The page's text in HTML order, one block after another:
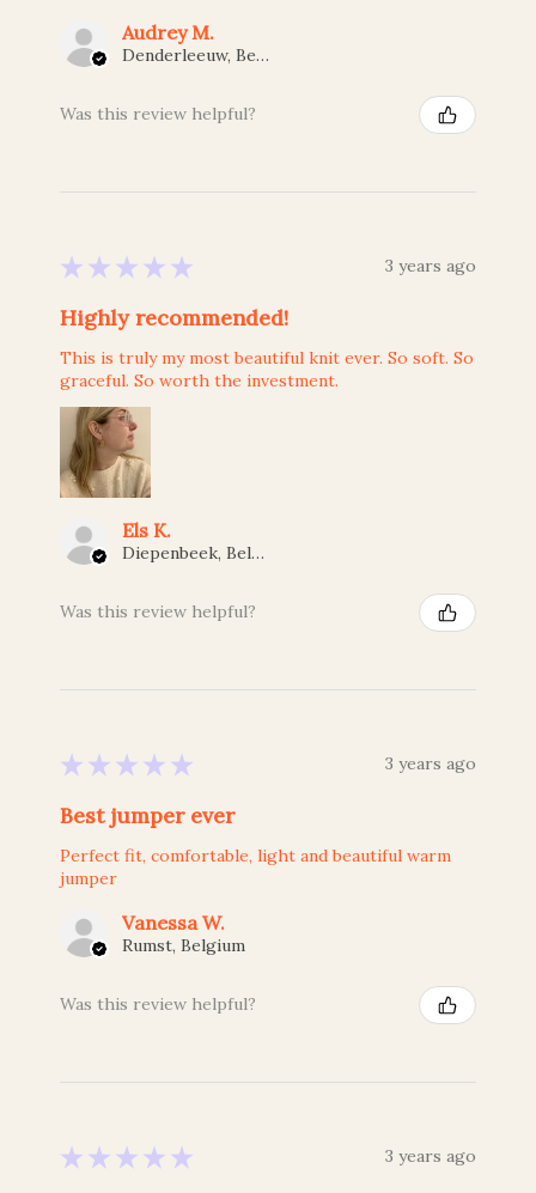
Audrey M.
Denderleeuw, Belgium
Was this review helpful?
★ ★ ★ ★ ★ 3 years ago
Highly recommended!
This is truly my most beautiful knit ever. So soft. So
graceful. So worth the investment.
Els K.
Diepenbeek, Belgium
Was this review helpful?
★ ★ ★ ★ ★ 3 years ago
Best jumper ever
Perfect fit, comfortable, light and beautiful warm
jumper
Vanessa W.
Rumst, Belgium
Was this review helpful?
★ ★ ★ ★ ★ 3 years ago